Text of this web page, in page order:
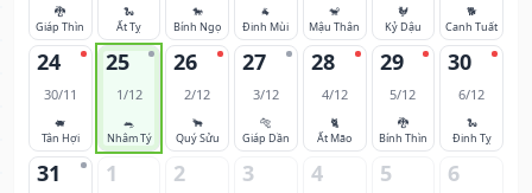
🐉
Giáp Thìn
🐍
Ất Tỵ
🐎
Bính Ngọ
🐐
Đinh Mùi
🐒
Mậu Thân
🐓
Kỷ Dậu
🐕
Canh Tuất
24
30/11
🐖
Tân Hợi
25
1/12
🐀
Nhâm Tý
26
2/12
🐂
Quý Sửu
27
3/12
🐅
Giáp Dần
28
4/12
🐈
Ất Mão
29
5/12
🐉
Bính Thìn
30
6/12
🐍
Đinh Tỵ
31 1 2 3 4 5 6